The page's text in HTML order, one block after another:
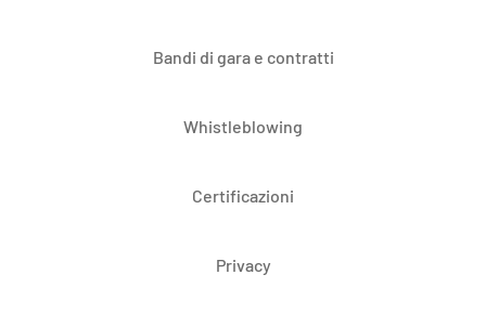
Bandi di gara e contratti
Whistleblowing
Certificazioni
Privacy